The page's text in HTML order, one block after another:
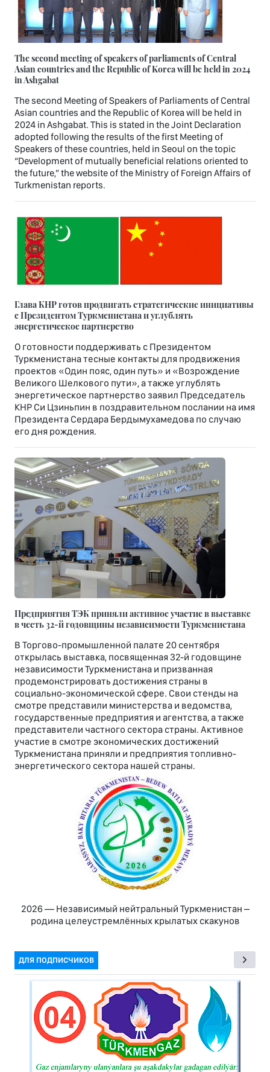
The second meeting of speakers of parliaments of Central
Asian countries and the Republic of Korea will be held in 2024
in Ashgabat
The second Meeting of Speakers of Parliaments of Central
Asian countries and the Republic of Korea will be held in
2024 in Ashgabat. This is stated in the Joint Declaration
adopted following the results of the first Meeting of
Speakers of these countries, held in Seoul on the topic
“Development of mutually beneficial relations oriented to
the future,” the website of the Ministry of Foreign Affairs of
Turkmenistan reports.
Глава КНР готов продвигать стратегические инициативы
с Президентом Туркменистана и углублять
энергетическое партнерство
О готовности поддерживать с Президентом
Туркменистана тесные контакты для продвижения
проектов «Один пояс, один путь» и «Возрождение
Великого Шелкового пути», а также углублять
энергетическое партнерство заявил Председатель
КНР Си Цзиньпин в поздравительном послании на имя
Президента Сердара Бердымухамедова по случаю
его дня рождения.
Предприятия ТЭК приняли активное участие в выставке
в честь 32-й годовщины независимости Туркменистана
В Торгово-промышленной палате 20 сентября
открылась выставка, посвященная 32-й годовщине
независимости Туркменистана и призванная
продемонстрировать достижения страны в
социально-экономической сфере. Свои стенды на
смотре представили министерства и ведомства,
государственные предприятия и агентства, а также
представители частного сектора страны. Активное
участие в смотре экономических достижений
Туркменистана приняли и предприятия топливно-
энергетического сектора нашей страны.
2026 — Независимый нейтральный Туркменистан –
родина целеустремлённых крылатых скакунов
ДЛЯ ПОДПИСЧИКОВ